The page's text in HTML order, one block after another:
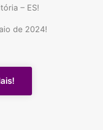
– ES!
de 2024!